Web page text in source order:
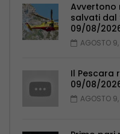
Avvertono
salvati dal
09/08/
AGOSTO
Il Pescara
09/08/
AGOSTO